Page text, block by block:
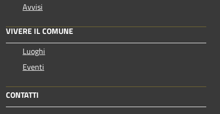
Avvisi
VIVERE IL COMUNE
Luoghi
Eventi
CONTATTI